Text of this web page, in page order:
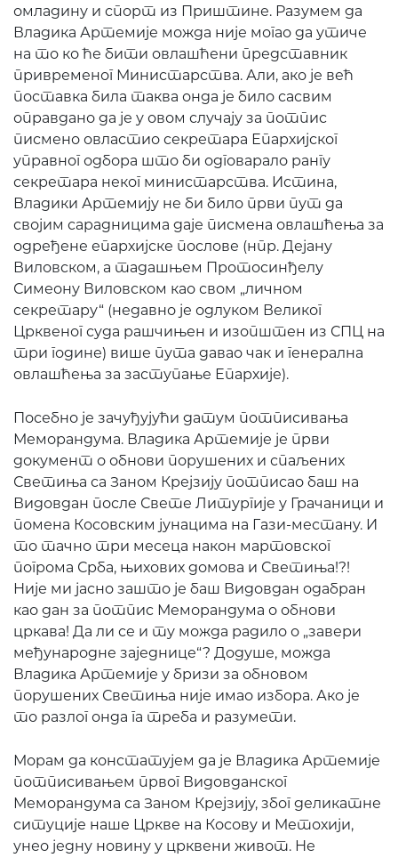
омладину и спорт из Приштине. Разумем да
Владика Артемије можда није могао да утиче
на то ко ће бити овлашћени представник
привременог Министарства. Али, ако је већ
поставка била таква онда је било сасвим
оправдано да је у овом случају за потпис
писмено овластио секретара Епархијског
управног одбора што би одговарало рангу
секретара неког министарства. Истина,
Владики Артемију не би било први пут да
својим сарадницима даје писмена овлашћења за
одређене епархијске послове (нпр. Дејану
Виловском, а тадашњем Протосинђелу
Симеону Виловском као свом „личном
секретару“ (недавно је одлуком Великог
Црквеног суда рашчињен и изопштен из СПЦ на
три године) више пута давао чак и генерална
овлашћења за заступање Епархије).
Посебно је зачуђујући датум потписивања
Меморандума. Владика Артемије је први
документ о обнови порушених и спаљених
Светиња са Заном Крејзију потписао баш на
Видовдан после Свете Литургије у Грачаници и
помена Косовским јунацима на Гази-местану. И
то тачно три месеца након мартовског
погрома Срба, њихових домова и Светиња!?!
Није ми јасно зашто је баш Видовдан одабран
као дан за потпис Меморандума о обнови
цркава! Да ли се и ту можда радило о „завери
међународне заједнице“? Додуше, можда
Владика Артемије у бризи за обновом
порушених Светиња није имао избора. Ако је
то разлог онда га треба и разумети.
Морам да констатујем да је Владика Артемије
потписивањем првог Видовданског
Меморандума са Заном Крејзију, због деликатне
ситуције наше Цркве на Косову и Метохији,
унео једну новину у црквени живот. Не